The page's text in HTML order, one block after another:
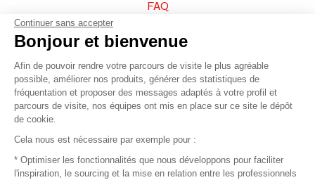
FAQ
Vendez vos produits
Plan du site
© 2016 –Organisation SAFI
Recrutement
Continuer sans accepter
Bonjour et bienvenue
Afin de pouvoir rendre votre parcours de visite le plus agréable
possible, améliorer nos produits, générer des statistiques de
fréquentation et proposer des messages adaptés à votre profil et
parcours de visite, nos équipes ont mis en place sur ce site le dépôt
de cookie.
Cela nous est nécessaire par exemple pour :
* Optimiser les fonctionnalités que nous développons pour faciliter
l'inspiration, le sourcing et la mise en relation entre les professionnels